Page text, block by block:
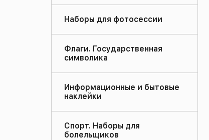
Наборы для фотосессии
Флаги. Государственная
символика
Информационные и бытовые
наклейки
Спорт. Наборы для
болельщиков